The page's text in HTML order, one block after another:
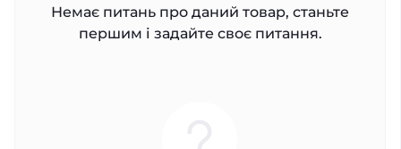
Немає питань про даний товар, станьте
першим і задайте своє питання.